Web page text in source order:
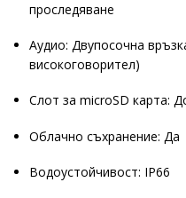
проследяване
Аудио: Двупосочна
високоговорител)
Слот за microSD карта:
Облачно съхранение: Да
Водоустойчивост: IP66